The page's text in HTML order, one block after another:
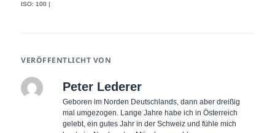
ISO: 100 |
VERÖFFENTLICHT VON
Peter Lederer
Geboren im Norden Deutschlands, dann aber dreißig
mal umgezogen. Lange Jahre habe ich in Österreich
gelebt, ein gutes Jahr in der Schweiz und fühle mich